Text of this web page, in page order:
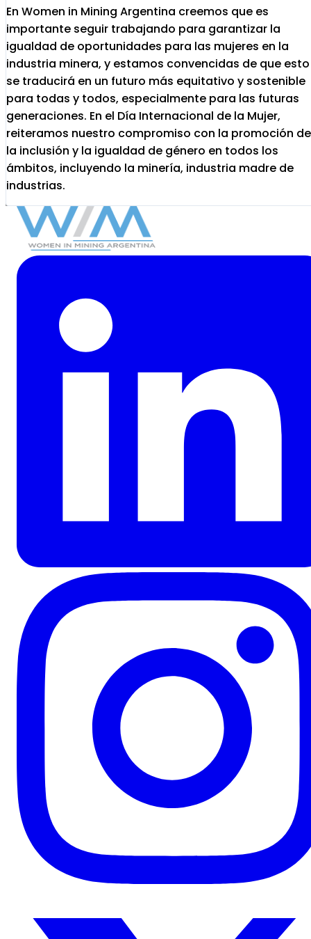
En Women in Mining Argentina creemos que es
importante seguir trabajando para garantizar la
igualdad de oportunidades para las mujeres en la
industria minera, y estamos convencidas de que esto
se traducirá en un futuro más equitativo y sostenible
para todas y todos, especialmente para las futuras
generaciones. En el Día Internacional de la Mujer,
reiteramos nuestro compromiso con la promoción de
la inclusión y la igualdad de género en todos los
ámbitos, incluyendo la minería, industria madre de
industrias.